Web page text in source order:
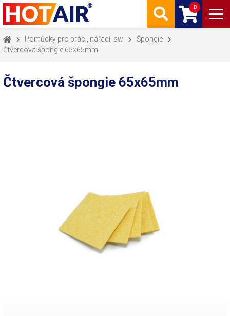
0
Pomůcky pro práci, nářadí, sw
Špongie
Čtvercová špongie 65x65mm
Čtvercová špongie 65x65mm